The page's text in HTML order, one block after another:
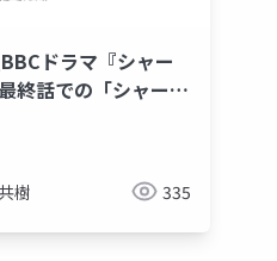
ドラマ『シャー
終話での「シャーロ
樹 335